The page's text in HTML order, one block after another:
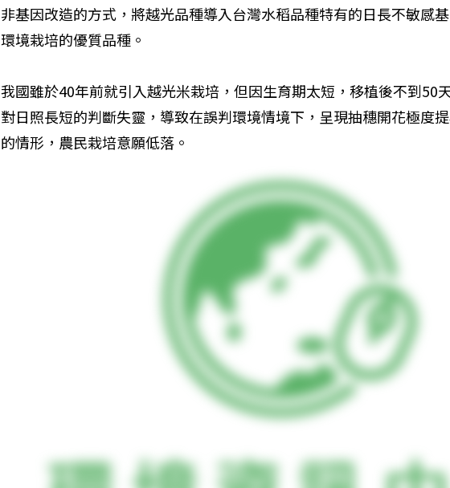
非基因改造的方式，將越光品種導入台灣水稻品種特有的日長不敏感
環境栽培的優質品種。
我國雖於40年前就引入越光米栽培，但因生育期太短，移植後不到50
對日照長短的判斷失靈，導致在誤判環境情境下，呈現抽穗開花極度
的情形，農民栽培意願低落。